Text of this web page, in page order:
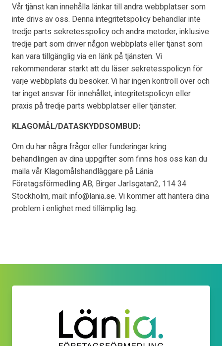
Vår tjänst kan innehålla länkar till andra webbplatser som
inte drivs av oss. Denna integritetspolicy behandlar inte
tredje parts sekretesspolicy och andra metoder, inklusive
tredje part som driver någon webbplats eller tjänst som
kan vara tillgänglig via en länk på tjänsten. Vi
rekommenderar starkt att du läser sekretesspolicyn för
varje webbplats du besöker. Vi har ingen kontroll över och
tar inget ansvar för innehållet, integritetspolicyn eller
praxis på tredje parts webbplatser eller tjänster.
KLAGOMÅL/DATASKYDDSOMBUD:
Om du har några frågor eller funderingar kring
behandlingen av dina uppgifter som finns hos oss kan du
maila vår Klagomålshandläggare på Länia
Företagsförmedling AB, Birger Jarlsgatan2, 114 34
Stockholm, mail: info@lania.se. Vi kommer att hantera dina
problem i enlighet med tillämplig lag.